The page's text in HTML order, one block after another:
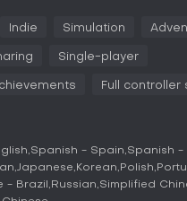
onde qualquer
realidade com visões
é crucial para escapar de
impõem métodos brutais
Os puzzles demandam
o entorno, manipulando
Indie Simulation
Single-player
Full controller
Spanish - Spain Spanish -
Japanese Korean Polish
- Brazil
Russian Simplified